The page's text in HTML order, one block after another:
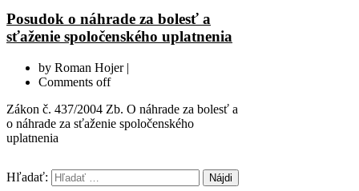
Posudok o náhrade za bolesť a
sťaženie spoločenského uplatnenia
by Roman Hojer |
Comments off
Zákon č. 437/2004 Zb. O náhrade za bolesť a
o náhrade za sťaženie spoločenského
uplatnenia
Hľadať: